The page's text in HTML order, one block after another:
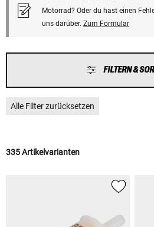
Motorrad? Oder du hast einen
uns darüber. Zum Formular
FILTERN &
Alle Filter zurücksetzen
335 Artikelvarianten